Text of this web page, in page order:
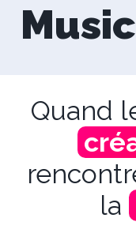
Music
Quand
la